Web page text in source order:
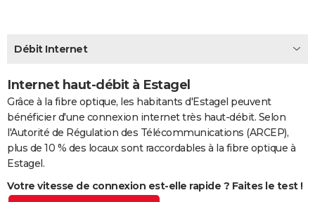
GUIDES D'ACHAT
CARTE DE VOEUX
Carte de Noël
Carte Bonne année
Carte Saint-Valentin
Carte Pâques
Carte d'anniversaire
DICTIONNAIRE
Biographies
Expressions
PROGRAMME TV
COPAINS D'AVANT
Débit Internet
Internet haut-débit à Estagel
Grâce à la fibre optique, les habitants d'Estagel peuvent
bénéficier d'une connexion internet très haut-débit. Selon
l'Autorité de Régulation des Télécommunications (ARCEP),
plus de 10 % des locaux sont raccordables à la fibre optique à
Estagel.
Votre vitesse de connexion est-elle rapide ? Faites le test !